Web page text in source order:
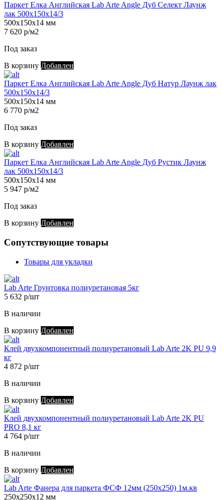
Паркет Елка Английская Lab Arte Angle Дуб Селект Лаунж
лак 500х150х14/3
500х150х14 мм
7 620 р/м2
Под заказ
В корзину Добавлен
Паркет Елка Английская Lab Arte Angle Дуб Натур Лаунж лак
500х150х14/3
500х150х14 мм
6 770 р/м2
Под заказ
В корзину Добавлен
Паркет Елка Английская Lab Arte Angle Дуб Рустик Лаунж
лак 500х150х14/3
500х150х14 мм
5 947 р/м2
Под заказ
В корзину Добавлен
Сопутствующие товары
Товары для укладки
Lab Arte Грунтовка полиуретановая 5кг
5 632 р/шт
В наличии
В корзину Добавлен
Клей двухкомпонентный полиуретановый Lab Arte 2K PU 9,9
кг
4 872 р/шт
В наличии
В корзину Добавлен
Клей двухкомпонентный полиуретановый Lab Arte 2K PU
PRO 8,1 кг
4 764 р/шт
В наличии
В корзину Добавлен
Lab Arte Фанера для паркета ФСФ 12мм (250х250) 1м.кв
250х250х12 мм